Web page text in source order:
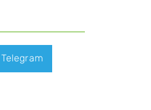
Telegram